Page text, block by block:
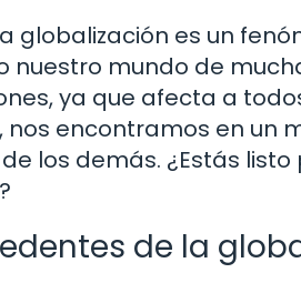
globalización es un
nuestro mundo de
ya que afecta a
nos encontramos en un
los demás. ¿Estás
de la